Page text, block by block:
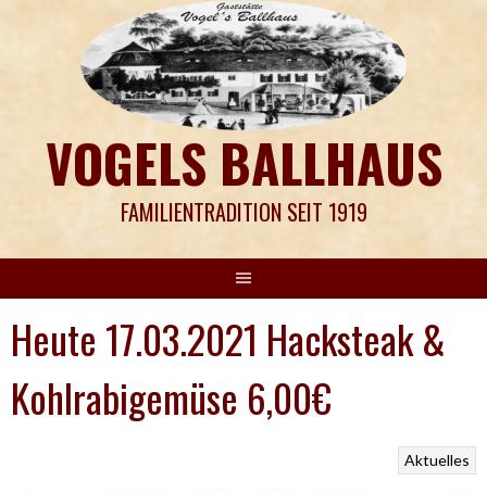
VOGELS BALLHAUS
FAMILIENTRADITION SEIT 1919
Heute 17.03.2021 Hacksteak &
Kohlrabigemüse 6,00€
Aktuelles